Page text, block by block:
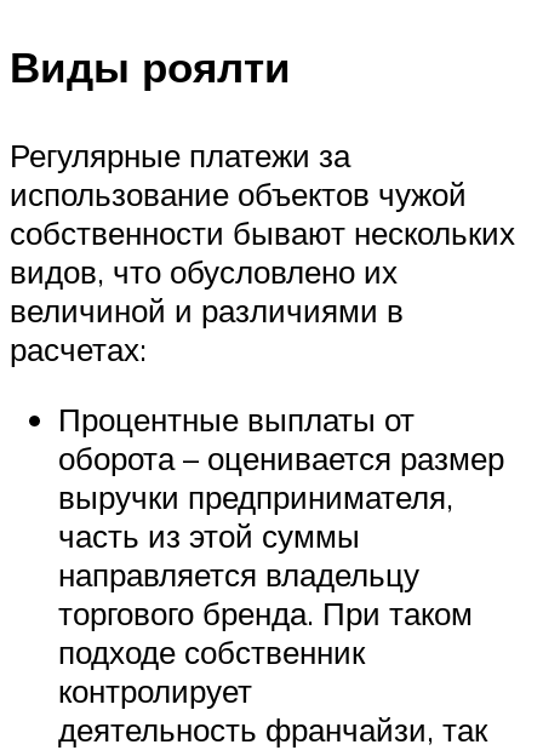
Виды роялти
Регулярные платежи за
использование объектов чужой
собственности бывают нескольких
видов, что обусловлено их
величиной и различиями в
расчетах:
Процентные выплаты от
оборота – оценивается размер
выручки предпринимателя,
часть из этой суммы
направляется владельцу
торгового бренда. При таком
подходе собственник
контролирует
деятельность франчайзи, так